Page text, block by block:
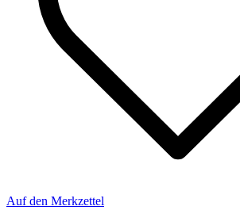
Auf den Merkzettel